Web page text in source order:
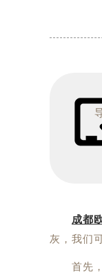
成都
灰，我们
首先，